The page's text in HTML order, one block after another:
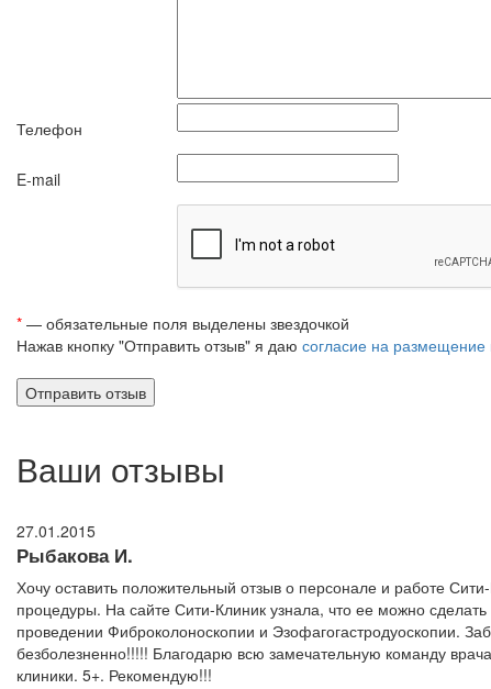
Телефон
E-mail
* — обязательные поля выделены звездочкой
Нажав кнопку "Отправить отзыв" я даю согласие на размещение
Ваши отзывы
27.01.2015
Рыбакова И.
Хочу оставить положительный отзыв о персонале и работе
процедуры. На сайте Сити-Клиник узнала, что ее можно
проведении Фиброколоноскопии и Эзофагогастродуоскопии.
безболезненно!!!!! Благодарю всю замечательную команду
клиники. 5+. Рекомендую!!!